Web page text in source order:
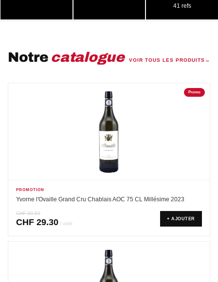
41 refs
Notre catalogue VOIR TOUS LES PRODUITS
Promo
PROMOTION
Yvorne l'Ovaille Grand Cru Chablais AOC 75 CL Millésime 2023
CHF30.50
CHF 29.30 / unité
+ AJOUTER